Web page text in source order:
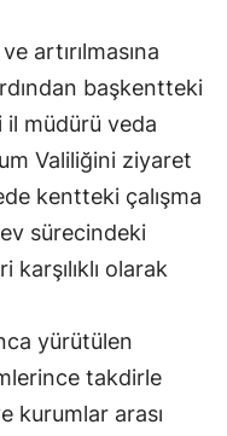
Gümüşhane
Hakkari
Hatay
Isparta
İzmir
artırılmasına
başkentteki
il müdürü veda
Valiliğini ziyaret
kentteki çalışma
sürecindeki
olarak
yürütülen
takdirle
kurumlar arası